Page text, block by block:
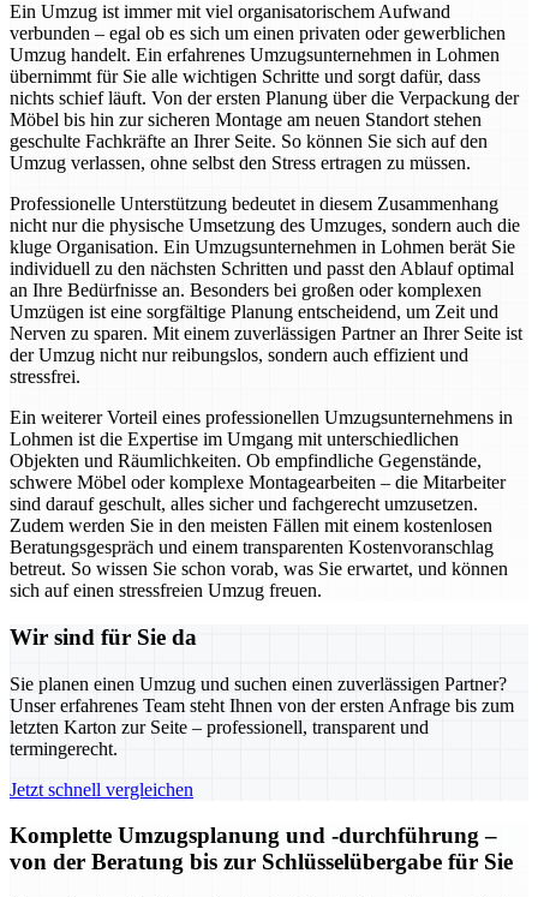
Ein Umzug ist immer mit viel organisatorischem Aufwand
verbunden – egal ob es sich um einen privaten oder gewerblichen
Umzug handelt. Ein erfahrenes Umzugsunternehmen in Lohmen
übernimmt für Sie alle wichtigen Schritte und sorgt dafür, dass
nichts schief läuft. Von der ersten Planung über die Verpackung der
Möbel bis hin zur sicheren Montage am neuen Standort stehen
geschulte Fachkräfte an Ihrer Seite. So können Sie sich auf den
Umzug verlassen, ohne selbst den Stress ertragen zu müssen.
Professionelle Unterstützung bedeutet in diesem Zusammenhang
nicht nur die physische Umsetzung des Umzuges, sondern auch die
kluge Organisation. Ein Umzugsunternehmen in Lohmen berät Sie
individuell zu den nächsten Schritten und passt den Ablauf optimal
an Ihre Bedürfnisse an. Besonders bei großen oder komplexen
Umzügen ist eine sorgfältige Planung entscheidend, um Zeit und
Nerven zu sparen. Mit einem zuverlässigen Partner an Ihrer Seite ist
der Umzug nicht nur reibungslos, sondern auch effizient und
stressfrei.
Ein weiterer Vorteil eines professionellen Umzugsunternehmens in
Lohmen ist die Expertise im Umgang mit unterschiedlichen
Objekten und Räumlichkeiten. Ob empfindliche Gegenstände,
schwere Möbel oder komplexe Montagearbeiten – die Mitarbeiter
sind darauf geschult, alles sicher und fachgerecht umzusetzen.
Zudem werden Sie in den meisten Fällen mit einem kostenlosen
Beratungsgespräch und einem transparenten Kostenvoranschlag
betreut. So wissen Sie schon vorab, was Sie erwartet, und können
sich auf einen stressfreien Umzug freuen.
Wir sind für Sie da
Sie planen einen Umzug und suchen einen zuverlässigen Partner?
Unser erfahrenes Team steht Ihnen von der ersten Anfrage bis zum
letzten Karton zur Seite – professionell, transparent und
termingerecht.
Jetzt schnell vergleichen
Komplette Umzugsplanung und -durchführung –
von der Beratung bis zur Schlüsselübergabe für Sie